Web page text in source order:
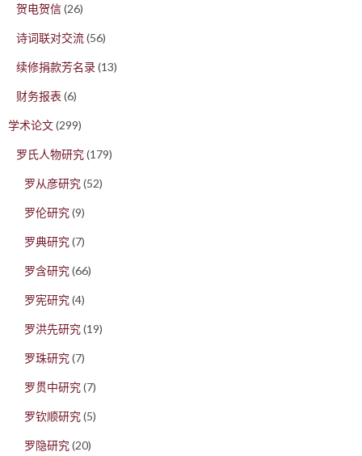
贺电贺信(26)
诗词联对交流(56)
续修捐款芳名录(13)
财务报表 (6)
学术论文(299)
罗氏人物研究(179)
罗从彦研究(52)
罗伦研究(9)
罗典研究(7)
罗含研究(66)
罗宪研究(4)
罗洪先研究(19)
罗珠研究(7)
罗贯中研究(7)
罗钦顺研究(5)
罗隐研究(20)